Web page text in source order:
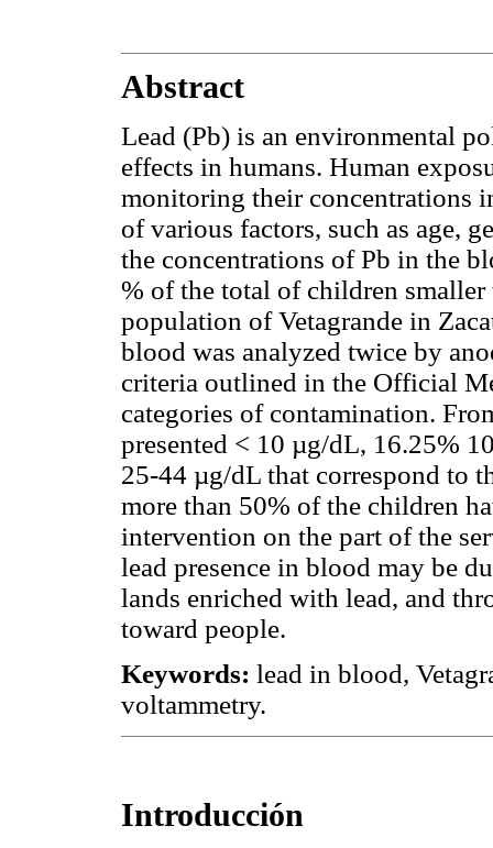
Abstract
Lead (Pb) is an environmental
effects in humans. Human
monitoring their concentrations
of various factors, such as age,
the concentrations of Pb in the
% of the total of children
population of Vetagrande in
blood was analyzed twice by
criteria outlined in the Official
categories of contamination.
presented < 10 µg/dL, 16.25%
25-44 µg/dL that correspond to
more than 50% of the children
intervention on the part of the
lead presence in blood may be
lands enriched with lead, and
toward people.
Keywords: lead in blood,
voltammetry.
Introducción